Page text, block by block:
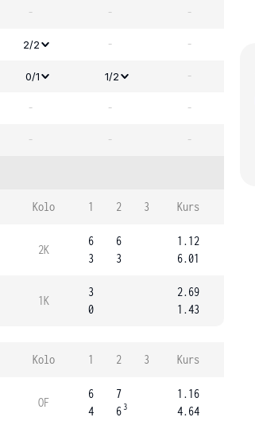
- - -
2/2 - -
0/1 1/2 -
- - -
- - -
Kolo 1 2 3 Kurs
2K
6
3
6
3
1.12
6.01
1K
3
0
2.69
1.43
Kolo 1 2 3 Kurs
OF
6
4
7
6 3
1.16
4.64